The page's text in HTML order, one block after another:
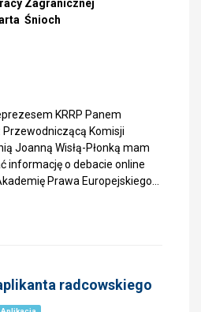
Zagranicznej
Śnioch
KRRP Panem
Przewodniczącą Komisji
Joanną Wisłą-Płonką mam
informację o debacie online
Prawa Europejskiego…
radcowskiego